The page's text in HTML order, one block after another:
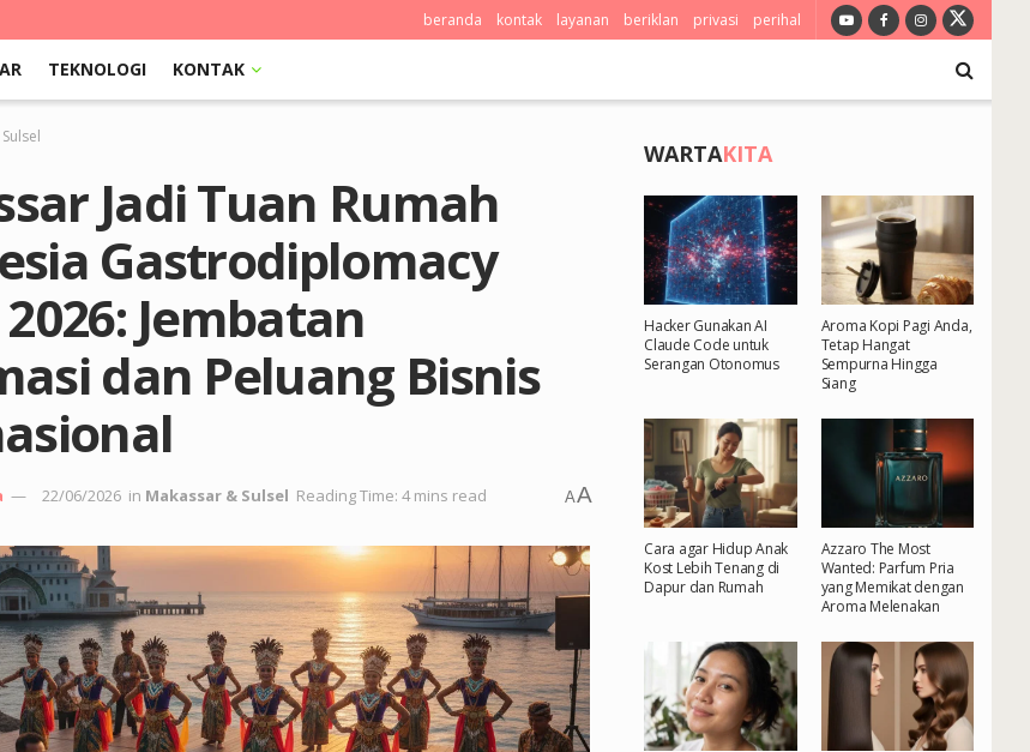
beranda kontak layanan beriklan privasi perihal
TEKNOLOGI KONTAK
Jadi Tuan Rumah
Gastrodiplomacy
Jembatan
dan Peluang Bisnis
22/06/2026 in Makassar & Sulsel Reading Time: 4 mins read AA
WARTAKITA
Hacker Gunakan AI
Claude Code untuk
Serangan Otonomus
Aroma Kopi Pagi Anda,
Tetap Hangat
Sempurna Hingga
Siang
Cara agar Hidup Anak
Kost Lebih Tenang di
Dapur dan Rumah
Azzaro The Most
Wanted: Parfum Pria
yang Memikat dengan
Aroma Melenakan